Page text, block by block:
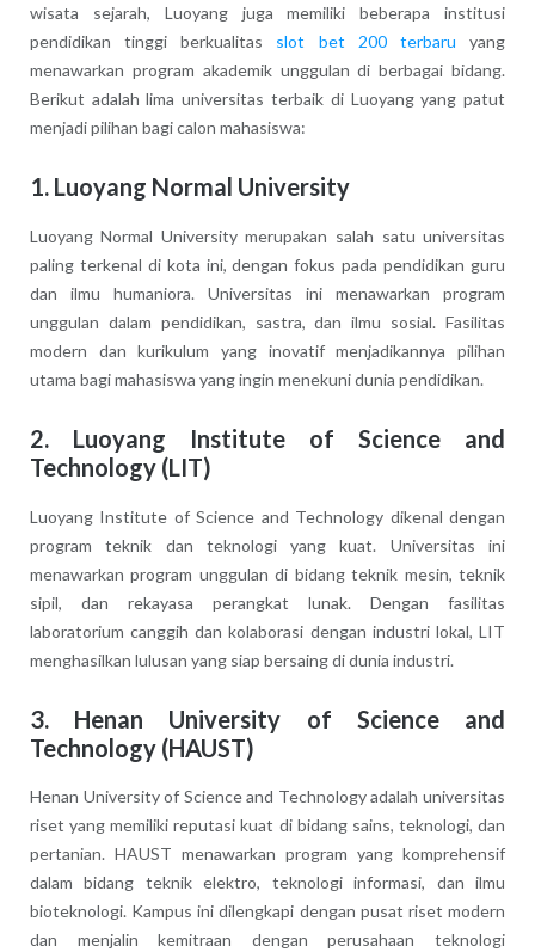
wisata sejarah, Luoyang juga memiliki beberapa institusi
pendidikan tinggi berkualitas slot bet 200 terbaru yang
menawarkan program akademik unggulan di berbagai bidang.
Berikut adalah lima universitas terbaik di Luoyang yang patut
menjadi pilihan bagi calon mahasiswa:
1. Luoyang Normal University
Luoyang Normal University merupakan salah satu universitas
paling terkenal di kota ini, dengan fokus pada pendidikan guru
dan ilmu humaniora. Universitas ini menawarkan program
unggulan dalam pendidikan, sastra, dan ilmu sosial. Fasilitas
modern dan kurikulum yang inovatif menjadikannya pilihan
utama bagi mahasiswa yang ingin menekuni dunia pendidikan.
2. Luoyang Institute of Science and
Technology (LIT)
Luoyang Institute of Science and Technology dikenal dengan
program teknik dan teknologi yang kuat. Universitas ini
menawarkan program unggulan di bidang teknik mesin, teknik
sipil, dan rekayasa perangkat lunak. Dengan fasilitas
laboratorium canggih dan kolaborasi dengan industri lokal, LIT
menghasilkan lulusan yang siap bersaing di dunia industri.
3. Henan University of Science and
Technology (HAUST)
Henan University of Science and Technology adalah universitas
riset yang memiliki reputasi kuat di bidang sains, teknologi, dan
pertanian. HAUST menawarkan program yang komprehensif
dalam bidang teknik elektro, teknologi informasi, dan ilmu
bioteknologi. Kampus ini dilengkapi dengan pusat riset modern
dan menjalin kemitraan dengan perusahaan teknologi